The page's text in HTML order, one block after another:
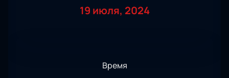
19 июля, 2024
Время